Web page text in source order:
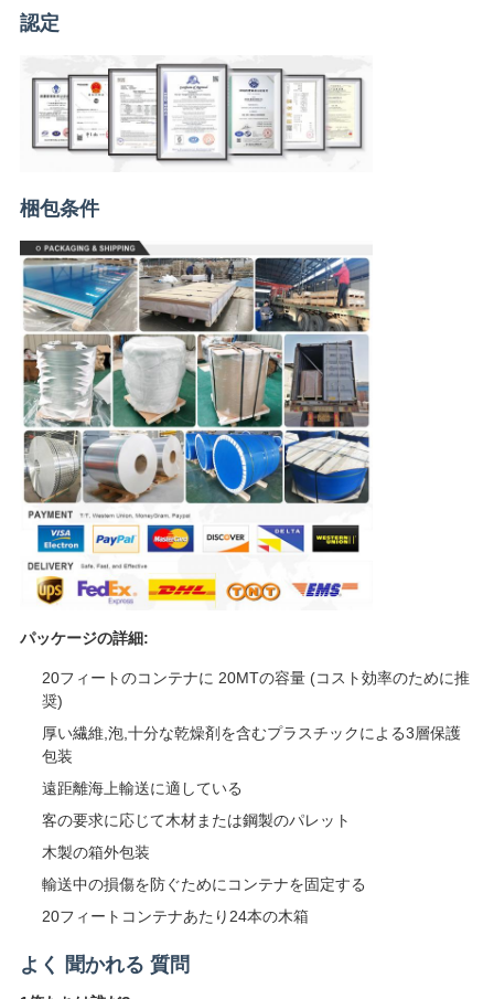
認定
梱包条件
パッケージの詳細:
20フィートのコンテナに 20MTの容量 (コスト効率のために推
奨)
厚い繊維,泡,十分な乾燥剤を含むプラスチックによる3層保護
包装
遠距離海上輸送に適している
客の要求に応じて木材または鋼製のパレット
木製の箱外包装
輸送中の損傷を防ぐためにコンテナを固定する
20フィートコンテナあたり24本の木箱
よく 聞かれる 質問